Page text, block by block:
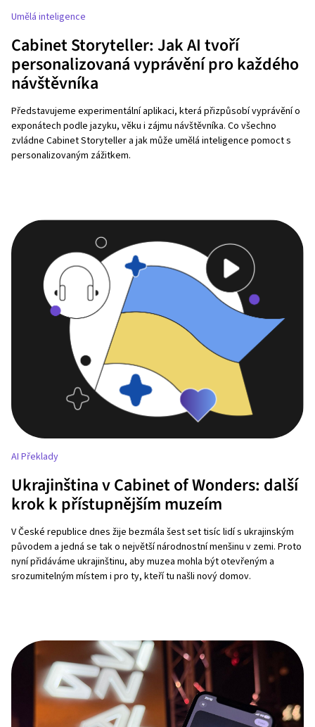
Umělá inteligence
Cabinet Storyteller: Jak AI tvoří
personalizovaná vyprávění pro každého
návštěvníka
Představujeme experimentální aplikaci, která přizpůsobí vyprávění o
exponátech podle jazyku, věku i zájmu návštěvníka. Co všechno
zvládne Cabinet Storyteller a jak může umělá inteligence pomoct s
personalizovaným zážitkem.
AI Překlady
Ukrajinština v Cabinet of Wonders: další
krok k přístupnějším muzeím
V České republice dnes žije bezmála šest set tisíc lidí s ukrajinským
původem a jedná se tak o největší národnostní menšinu v zemi. Proto
nyní přidáváme ukrajinštinu, aby muzea mohla být otevřeným a
srozumitelným místem i pro ty, kteří tu našli nový domov.